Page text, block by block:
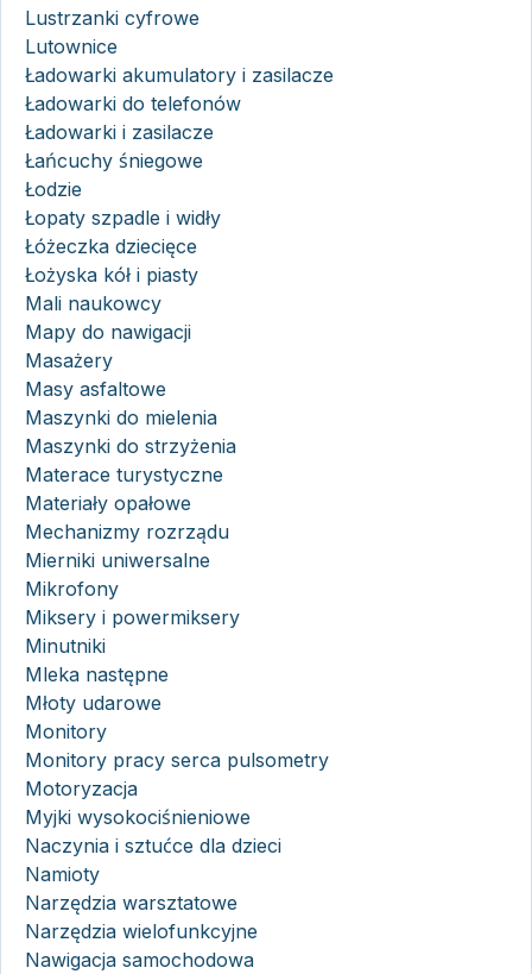
Lustrzanki cyfrowe
Lutownice
Ładowarki akumulatory i zasilacze
Ładowarki do telefonów
Ładowarki i zasilacze
Łańcuchy śniegowe
Łodzie
Łopaty szpadle i widły
Łóżeczka dziecięce
Łożyska kół i piasty
Mali naukowcy
Mapy do nawigacji
Masażery
Masy asfaltowe
Maszynki do mielenia
Maszynki do strzyżenia
Materace turystyczne
Materiały opałowe
Mechanizmy rozrządu
Mierniki uniwersalne
Mikrofony
Miksery i powermiksery
Minutniki
Mleka następne
Młoty udarowe
Monitory
Monitory pracy serca pulsometry
Motoryzacja
Myjki wysokociśnieniowe
Naczynia i sztućce dla dzieci
Namioty
Narzędzia warsztatowe
Narzędzia wielofunkcyjne
Nawigacja samochodowa